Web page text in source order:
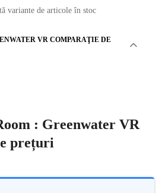
variante de articole în stoc
VR COMPARAŢIE DE
: Greenwater VR
prețuri